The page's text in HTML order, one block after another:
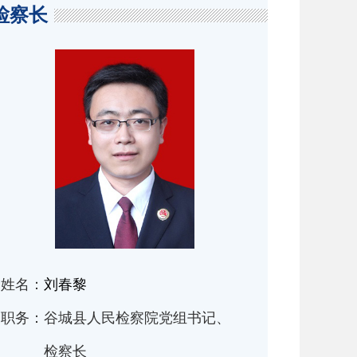
察长
姓名： 刘春黎
职务： 谷城县人民检察院党组书记、
检察长